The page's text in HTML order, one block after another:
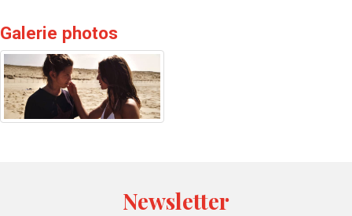
Galerie photos
Newsletter